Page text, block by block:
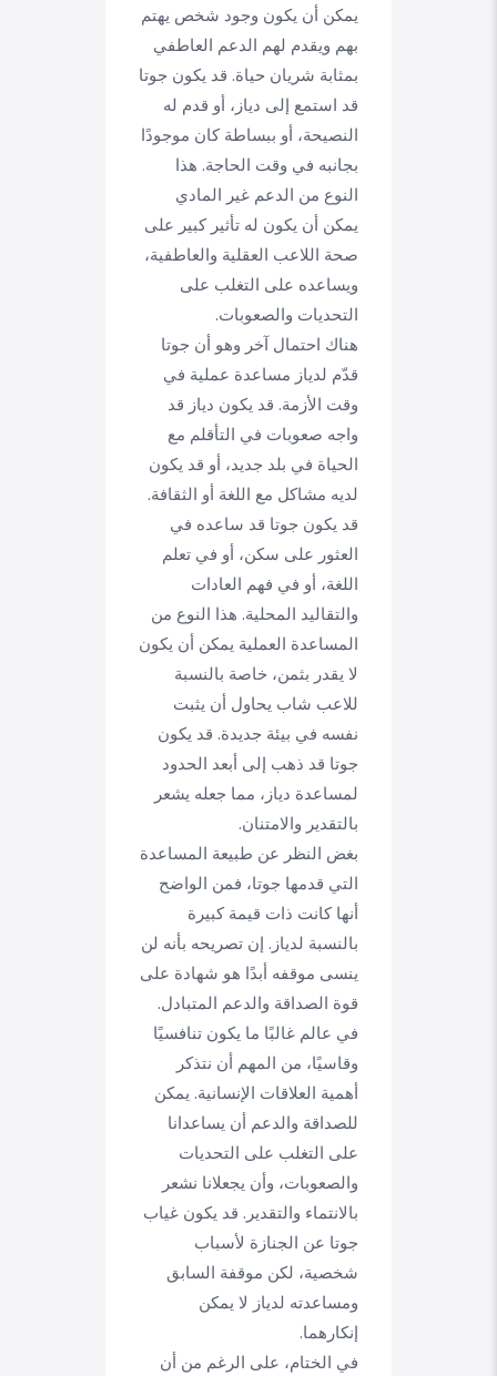
يمكن أن يكون وجود شخص يهتم
بهم ويقدم لهم الدعم العاطفي
بمثابة شريان حياة. قد يكون جوتا
قد استمع إلى دياز، أو قدم له
النصيحة، أو ببساطة كان موجودًا
بجانبه في وقت الحاجة. هذا
النوع من الدعم غير المادي
يمكن أن يكون له تأثير كبير على
صحة اللاعب العقلية والعاطفية،
ويساعده على التغلب على
التحديات والصعوبات.
هناك احتمال آخر وهو أن جوتا
قدّم لدياز مساعدة عملية في
وقت الأزمة. قد يكون دياز قد
واجه صعوبات في التأقلم مع
الحياة في بلد جديد، أو قد يكون
لديه مشاكل مع اللغة أو الثقافة.
قد يكون جوتا قد ساعده في
العثور على سكن، أو في تعلم
اللغة، أو في فهم العادات
والتقاليد المحلية. هذا النوع من
المساعدة العملية يمكن أن يكون
لا يقدر بثمن، خاصة بالنسبة
للاعب شاب يحاول أن يثبت
نفسه في بيئة جديدة. قد يكون
جوتا قد ذهب إلى أبعد الحدود
لمساعدة دياز، مما جعله يشعر
بالتقدير والامتنان.
بغض النظر عن طبيعة المساعدة
التي قدمها جوتا، فمن الواضح
أنها كانت ذات قيمة كبيرة
بالنسبة لدياز. إن تصريحه بأنه لن
ينسى موقفه أبدًا هو شهادة على
قوة الصداقة والدعم المتبادل.
في عالم غالبًا ما يكون تنافسيًا
وقاسيًا، من المهم أن نتذكر
أهمية العلاقات الإنسانية. يمكن
للصداقة والدعم أن يساعدانا
على التغلب على التحديات
والصعوبات، وأن يجعلانا نشعر
بالانتماء والتقدير. قد يكون غياب
جوتا عن الجنازة لأسباب
شخصية، لكن موقفة السابق
ومساعدته لدياز لا يمكن
إنكارهما.
في الختام، على الرغم من أن